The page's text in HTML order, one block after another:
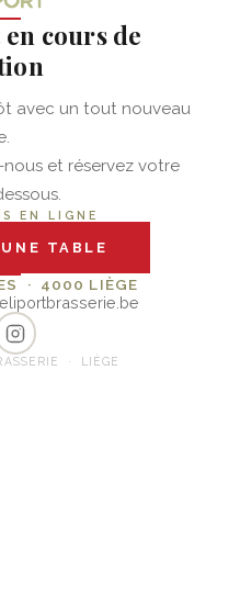
cours de
avec un tout nouveau
et réservez votre
EN LIGNE
TABLE
· 4000 LIÈGE
· LIÈGE